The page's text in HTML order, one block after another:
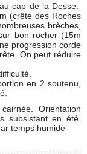
cap de la Desse.
(crête des Roches
brèches,
bon rocher (15m
progression corde
On peut réduire
en 2 soutenu,
Orientation
subsistant en été.
temps humide